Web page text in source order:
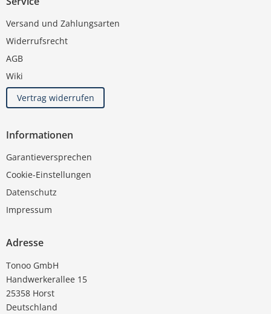
Versand und Zahlungsarten
Widerrufsrecht
AGB
Wiki
Vertrag widerrufen
Informationen
Garantieversprechen
Cookie-Einstellungen
Datenschutz
Impressum
Adresse
Tonoo GmbH
Handwerkerallee 15
25358 Horst
Deutschland